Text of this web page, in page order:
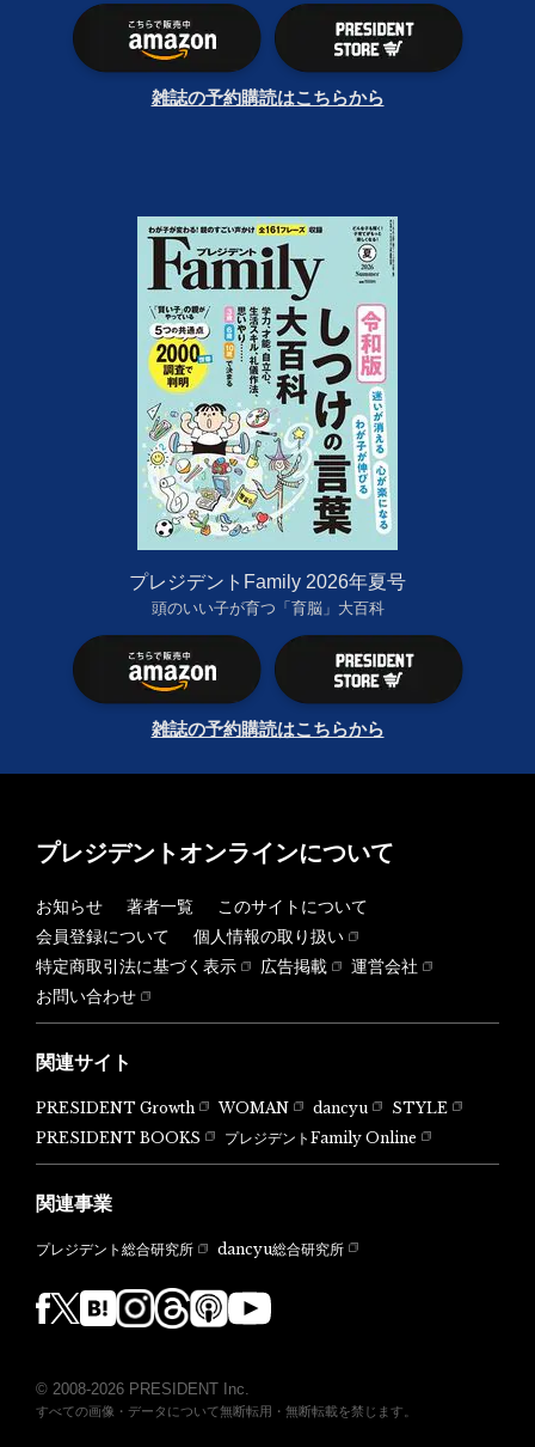
雑誌の予約購読はこちらから
プレジデントFamily 2026年夏号
頭のいい子が育つ「育脳」大百科
雑誌の予約購読はこちらから
プレジデントオンラインについて
お知らせ 著者一覧
このサイトについて
会員登録について
個人情報の取り扱い
特定商取引法に基づく表示
広告掲載
運営会社
お問い合わせ
関連サイト
PRESIDENT Growth WOMAN dancyu
STYLE
PRESIDENT BOOKS
プレジデントFamily Online
関連事業
プレジデント総合研究所 dancyu総合研究所
© 2008-2026 PRESIDENT Inc.
すべての画像・データについて無断転用・無断転載を禁じます。